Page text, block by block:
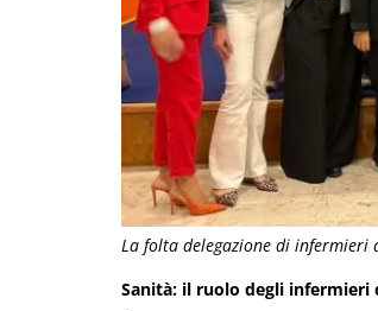
La folta delegazione di infermieri
Sanità: il ruolo degli infermieri